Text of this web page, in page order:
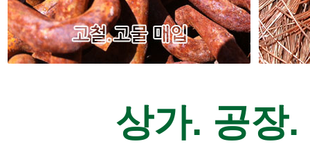
최고가
상가. 공장